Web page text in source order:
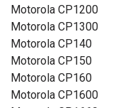
Motorola CP1200
Motorola CP1300
Motorola CP140
Motorola CP150
Motorola CP160
Motorola CP1600